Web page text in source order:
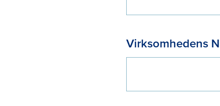
Virksomhedens